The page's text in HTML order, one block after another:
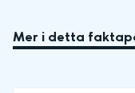
Mer i detta